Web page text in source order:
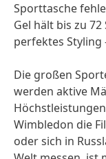
Sporttasche
Gel hält bis zu
perfektes
Die großen
werden aktive
Wimbledon die
oder sich in